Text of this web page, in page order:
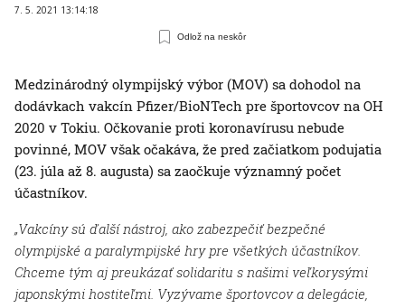
7. 5. 2021 13:14:18
Odlož na neskôr
Medzinárodný olympijský výbor (MOV) sa dohodol na
dodávkach vakcín Pfizer/BioNTech pre športovcov na OH
2020 v Tokiu. Očkovanie proti koronavírusu nebude
povinné, MOV však očakáva, že pred začiatkom podujatia
(23. júla až 8. augusta) sa zaočkuje významný počet
účastníkov.
„Vakcíny sú ďalší nástroj, ako zabezpečiť bezpečné
olympijské a paralympijské hry pre všetkých účastníkov.
Chceme tým aj preukázať solidaritu s našimi veľkorysými
japonskými hostiteľmi. Vyzývame športovcov a delegácie,